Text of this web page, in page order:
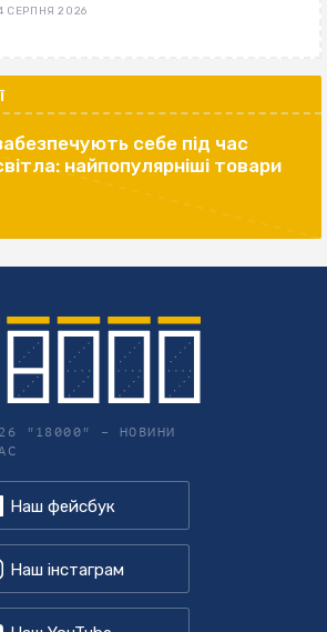
СЕРПНЯ 2026
себе під час
найпопулярніші товари
"18000" – НОВИНИ
Наш фейсбук
Наш інстаграм